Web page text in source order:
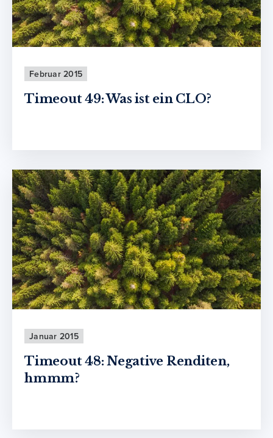
Februar 2015
Timeout 49: Was ist ein CLO?
Januar 2015
Timeout 48: Negative Renditen,
hmmm?